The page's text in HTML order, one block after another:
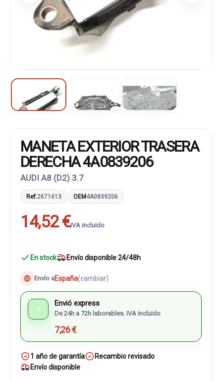
MANETA EXTERIOR TRASERA
DERECHA 4A0839206
AUDI A8 (D2) 3.7
Ref.2671613 OEM4A0839206
14,52 €IVA incluido
En stock Envío disponible 24/48h
Envío aEspaña(cambiar)
⚡
Envió express
De 24h a 72h laborables. IVA incluido
7,26 €
1 año de garantía
Recambio revisado
Envío disponible